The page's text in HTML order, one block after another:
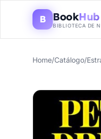
B BookHub
BIBLIOTECA DE
Home/Catálogo/